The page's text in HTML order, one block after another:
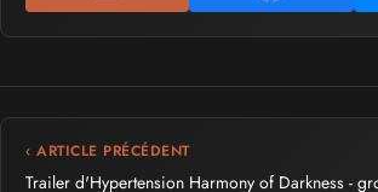
‹ ARTICLE PRÉCÉDENT
Trailer d'Hypertension Harmony of Darkness -